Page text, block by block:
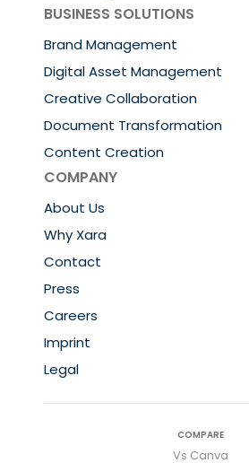
BUSINESS SOLUTIONS
Brand Management
Digital Asset Management
Creative Collaboration
Document Transformation
Content Creation
COMPANY
About Us
Why Xara
Contact
Press
Careers
Imprint
Legal
COMPARE
Vs Canva